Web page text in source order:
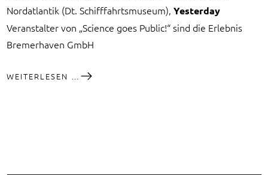
Nordatlantik (Dt. Schifffahrtsmuseum),Yesterday
Veranstalter von „Science goes Public!“ sind die Erlebnis
Bremerhaven GmbH
WEITERLESEN … „SCIENCE